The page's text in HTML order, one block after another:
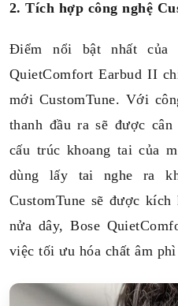
2. Tích hợp công nghệ
Điểm nổi bật nhất của
QuietComfort Earbud II
mới CustomTune. Với
thanh đầu ra sẽ được
cấu trúc khoang tai của
dùng lấy tai nghe ra
CustomTune sẽ được
nửa dây, Bose
việc tối ưu hóa chất âm